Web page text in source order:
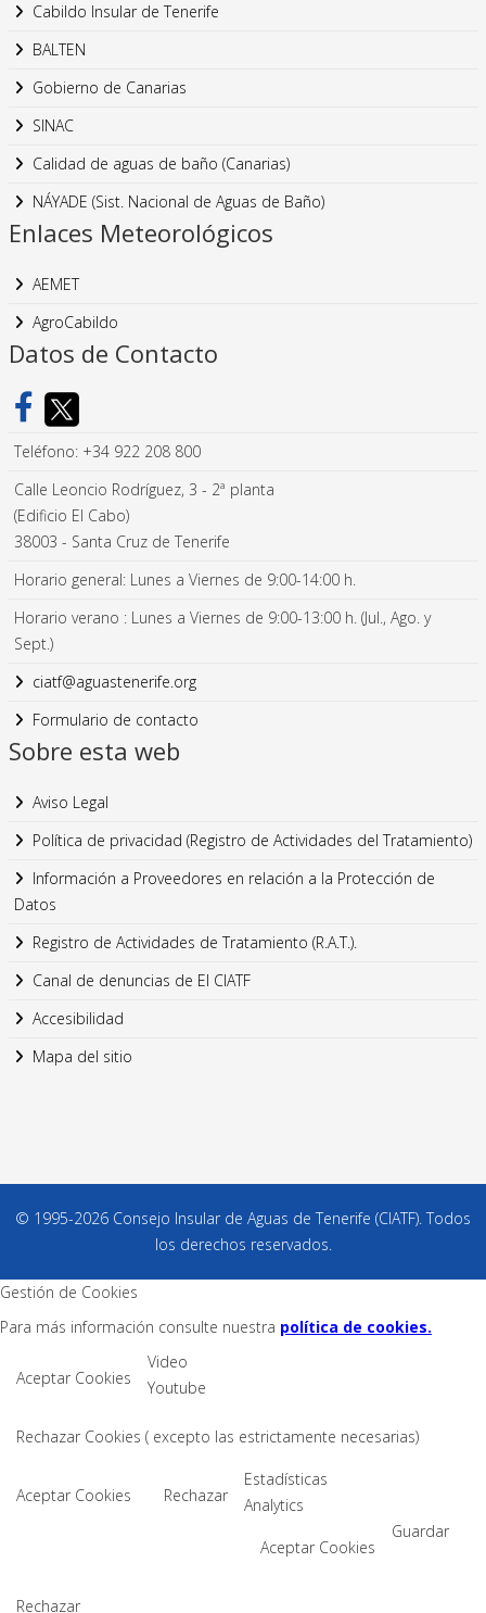
Cabildo Insular de Tenerife
BALTEN
Gobierno de Canarias
SINAC
Calidad de aguas de baño (Canarias)
NÁYADE (Sist. Nacional de Aguas de Baño)
Enlaces Meteorológicos
AEMET
AgroCabildo
Datos de Contacto
Teléfono: +34 922 208 800
Calle Leoncio Rodríguez, 3 - 2ª planta
(Edificio El Cabo)
38003 - Santa Cruz de Tenerife
Horario general: Lunes a Viernes de 9:00-14:00 h.
Horario verano : Lunes a Viernes de 9:00-13:00 h. (Jul., Ago. y
Sept.)
ciatf@aguastenerife.org
Formulario de contacto
Sobre esta web
Aviso Legal
Política de privacidad (Registro de Actividades del Tratamiento)
Información a Proveedores en relación a la Protección de
Datos
Registro de Actividades de Tratamiento (R.A.T.).
Canal de denuncias de El CIATF
Accesibilidad
Mapa del sitio
© 1995-2026 Consejo Insular de Aguas de Tenerife (CIATF). Todos
los derechos reservados.
Gestión de Cookies
Para más información consulte nuestra política de cookies.
Aceptar Cookies
Rechazar Cookies ( excepto las estrictamente necesarias)
Video
Youtube
Aceptar Cookies Rechazar
Estadísticas
Analytics
Aceptar Cookies
Rechazar
Guardar